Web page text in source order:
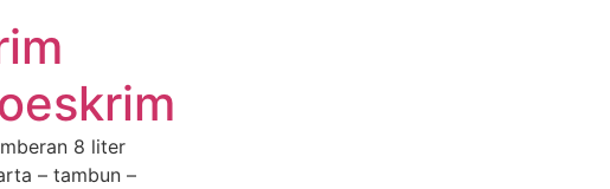
8 liter
– tambun –